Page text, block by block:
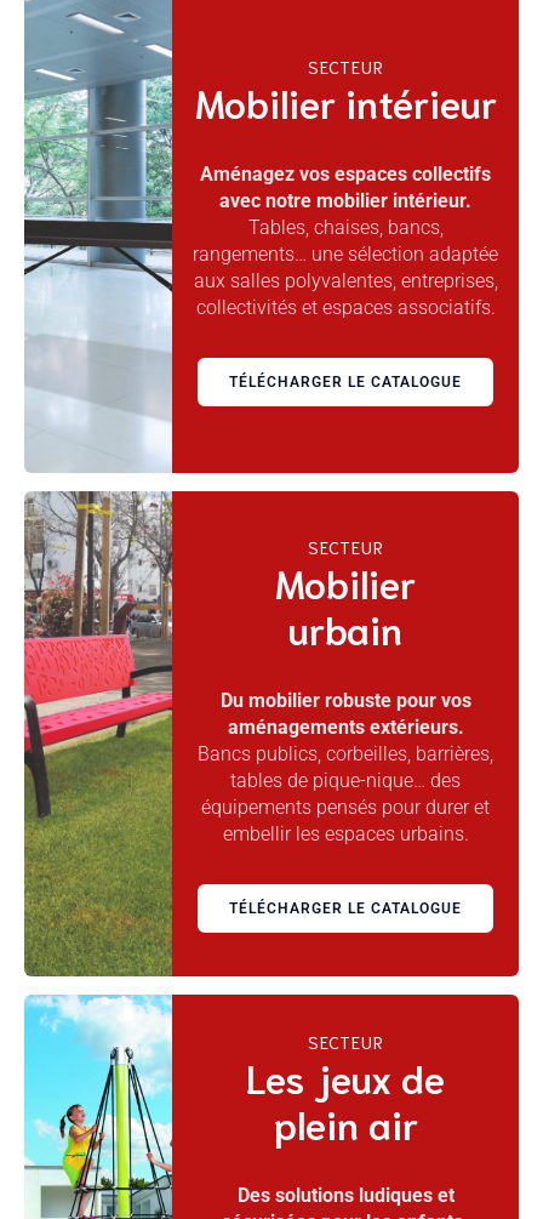
SECTEUR
Mobilier intérieur
Aménagez vos espaces collectifs
avec notre mobilier intérieur.
Tables, chaises, bancs,
rangements… une sélection adaptée
aux salles polyvalentes, entreprises,
collectivités et espaces associatifs.
TÉLÉCHARGER LE CATALOGUE
SECTEUR
Mobilier
urbain
Du mobilier robuste pour vos
aménagements extérieurs.
Bancs publics, corbeilles, barrières,
tables de pique-nique… des
équipements pensés pour durer et
embellir les espaces urbains.
TÉLÉCHARGER LE CATALOGUE
SECTEUR
Les jeux de
plein air
Des solutions ludiques et